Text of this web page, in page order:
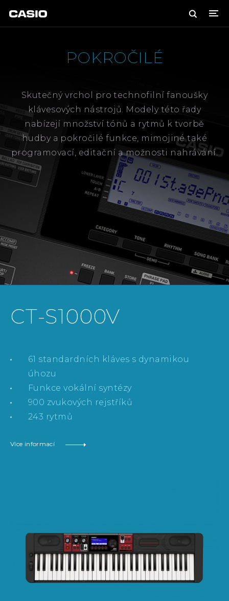
GRAND HYBRID CELVIANO PRIVIA
POKROČILÉ STANDARDNÍ PODSVĚTLENÉ MINI
HISTORIE
AKTUALITY
KONTAKT
PRODEJCI
SPECIALS
CASIO MUSIC SPACE
CHORDANA PRO KLÁVESY
DANCE MUSIC MODE
CHORDANA FOR PIANO
POKROČILÉ
Skutečný vrchol pro technofilní fanoušky
klávesových nástrojů. Modely této řady
nabízejí množství tónů a rytmů k tvorbě
hudby a pokročilé funkce, mimojiné také
programovací, editační a možnosti nahrávání.
CT-S1000V
61 standardních kláves s dynamikou
úhozu
Funkce vokální syntézy
900 zvukových rejstříků
243 rytmů
Více informací